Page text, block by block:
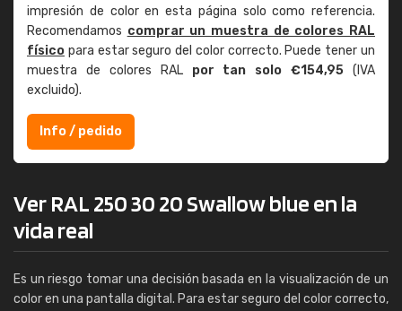
impresión de color en esta página solo como referencia.
Recomendamos comprar un muestra de colores RAL
físico para estar seguro del color correcto. Puede tener un
muestra de colores RAL por tan solo €154,95 (IVA
excluido).
Info / pedido
Ver RAL 250 30 20 Swallow blue en la
vida real
Es un riesgo tomar una decisión basada en la visualización de un
color en una pantalla digital. Para estar seguro del color correcto,